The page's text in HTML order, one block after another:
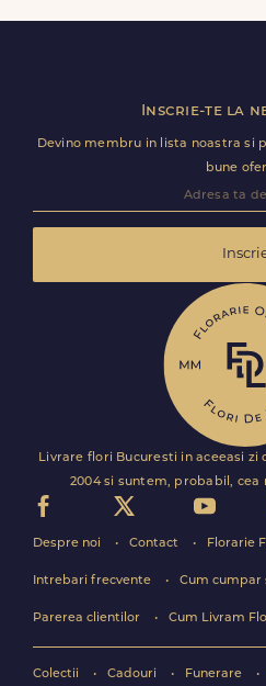
detalii utile (nume receptie,
Inscrie-te la
Devino membru in lista noastra si
bune
Livrare flori Bucuresti in aceeasi zi
2004 si suntem, probabil, cea
Despre noi Contact Florarie
Intrebari frecvente Cum cumpar
Parerea clientilor Cum Livram
Colectii Cadouri Funerare